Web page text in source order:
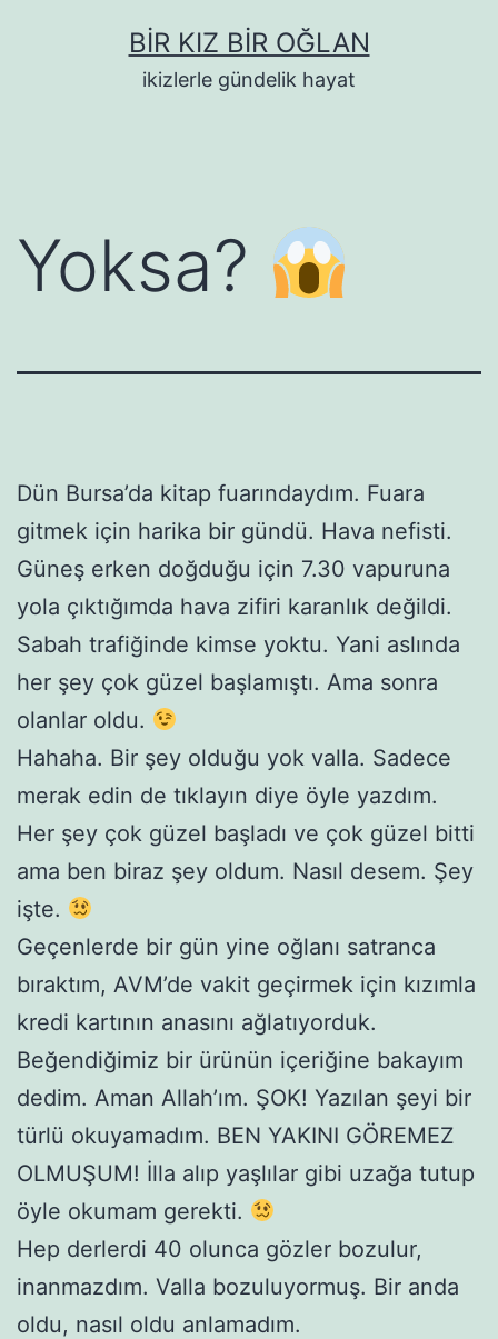
BIR KIZ BIR OĞLAN
ikizlerle gündelik hayat
Yoksa?
Dün Bursa’da kitap fuarındaydım. Fuara
gitmek için harika bir gündü. Hava nefisti.
Güneş erken doğduğu için 7.30 vapuruna
yola çıktığımda hava zifiri karanlık değildi.
Sabah trafiğinde kimse yoktu. Yani aslında
her şey çok güzel başlamıştı. Ama sonra
olanlar oldu.
Hahaha. Bir şey olduğu yok valla. Sadece
merak edin de tıklayın diye öyle yazdım.
Her şey çok güzel başladı ve çok güzel bitti
ama ben biraz şey oldum. Nasıl desem. Şey
işte.
Geçenlerde bir gün yine oğlanı satranca
bıraktım, AVM’de vakit geçirmek için kızımla
kredi kartının anasını ağlatıyorduk.
Beğendiğimiz bir ürünün içeriğine bakayım
dedim. Aman Allah’ım. ŞOK! Yazılan şeyi bir
türlü okuyamadım. BEN YAKINI GÖREMEZ
OLMUŞUM! İlla alıp yaşlılar gibi uzağa tutup
öyle okumam gerekti.
Hep derlerdi 40 olunca gözler bozulur,
inanmazdım. Valla bozuluyormuş. Bir anda
oldu, nasıl oldu anlamadım.